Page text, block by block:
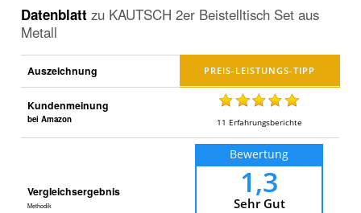
Datenblatt zu KAUTSCH 2er Beistelltisch Set aus
Metall
Auszeichnung
Kundenmeinung
bei Amazon 11 Erfahrungsberichte
Vergleichsergebnis
Methodik
Bewertung
1,3
Sehr Gut